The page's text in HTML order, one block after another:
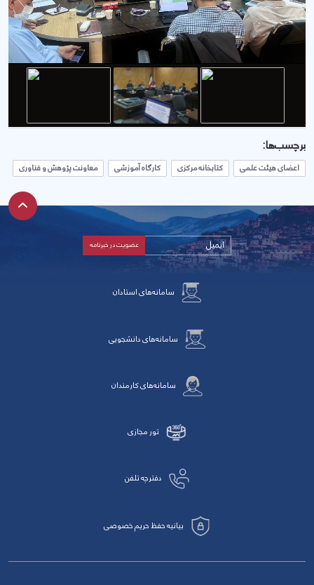
برچسب‌ها:
اعضای هیئت علمی کتابخانه مرکزی کارگاه آموزشی معاونت پژوهش و فناوری
سامانه‌های استادان
سامانه‌های دانشجویی
سامانه‌های کارمندان
تور مجازی
دفترچه تلفن
بیانیه حفظ حریم خصوصی